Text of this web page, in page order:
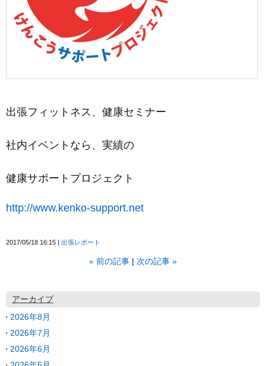
出張フィットネス、健康セミナー
社内イベントなら、実績の
健康サポートプロジェクト
http://www.kenko-support.net
2017/05/18 16:15 出張レポート
« 前の記事 次の記事 »
アーカイブ
2026年8月
2026年7月
2026年6月